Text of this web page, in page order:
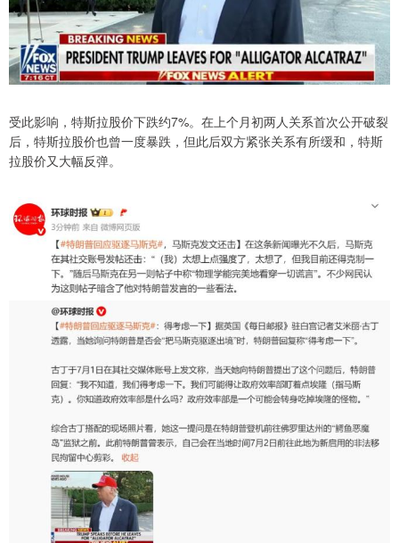
受此影响，特斯拉股价下跌约7%。在上个月初两人关系首次公开破裂
后，特斯拉股价也曾一度暴跌，但此后双方紧张关系有所缓和，特斯
拉股价又大幅反弹。